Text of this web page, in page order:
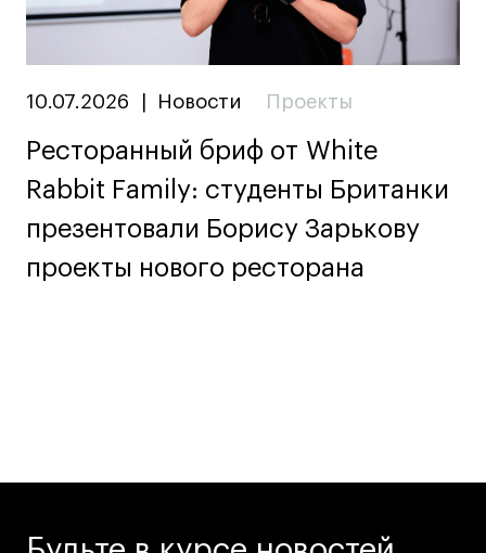
10.07.2026 Новости Проекты
Ресторанный бриф от White
Rabbit Family: студенты Британки
презентовали Борису Зарькову
проекты нового ресторана